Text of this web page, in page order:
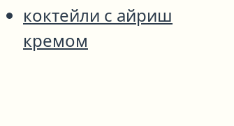
коктейли с айриш
кремом